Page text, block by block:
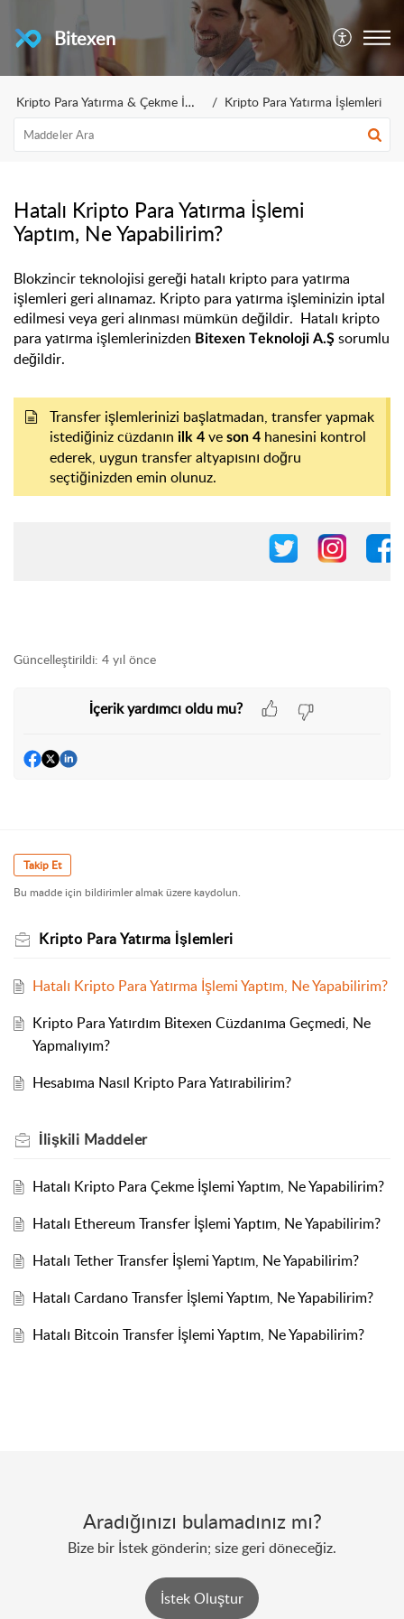
Bitexen
Kripto Para Yatırma & Çekme İşlemleri Kripto Para Yatırma İşlemleri
Hatalı Kripto Para Yatırma İşlemi
Yaptım, Ne Yapabilirim?
Blokzincir teknolojisi gereği hatalı kripto para yatırma
işlemleri geri alınamaz. Kripto para yatırma işleminizin iptal
edilmesi veya geri alınması mümkün değildir. Hatalı kripto
para yatırma işlemlerinizden Bitexen Teknoloji A.Ş sorumlu
değildir.
Transfer işlemlerinizi başlatmadan, transfer yapmak
istediğiniz cüzdanın ilk 4 ve son 4 hanesini kontrol
ederek, uygun transfer altyapısını doğru
seçtiğinizden emin olunuz.
Güncelleştirildi: 4 yıl önce
İçerik yardımcı oldu mu?
Takip Et
Bu madde için bildirimler almak üzere kaydolun.
Kripto Para Yatırma İşlemleri
Hatalı Kripto Para Yatırma İşlemi Yaptım, Ne Yapabilirim?
Kripto Para Yatırdım Bitexen Cüzdanıma Geçmedi, Ne
Yapmalıyım?
Hesabıma Nasıl Kripto Para Yatırabilirim?
İlişkili Maddeler
Hatalı Kripto Para Çekme İşlemi Yaptım, Ne Yapabilirim?
Hatalı Ethereum Transfer İşlemi Yaptım, Ne Yapabilirim?
Hatalı Tether Transfer İşlemi Yaptım, Ne Yapabilirim?
Hatalı Cardano Transfer İşlemi Yaptım, Ne Yapabilirim?
Hatalı Bitcoin Transfer İşlemi Yaptım, Ne Yapabilirim?
Aradığınızı bulamadınız mı?
Bize bir İstek gönderin; size geri döneceğiz.
İstek Oluştur